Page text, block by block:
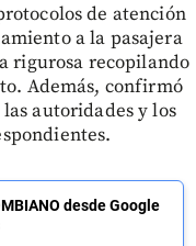
de atención
a la pasajera
rigurosa recopilando
Además, confirmó
autoridades y los
desde Google